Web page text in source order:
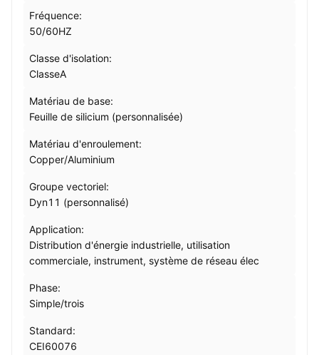
Fréquence:
50/60HZ
Classe d'isolation:
ClasseA
Matériau de base:
Feuille de silicium (personnalisée)
Matériau d'enroulement:
Copper/Aluminium
Groupe vectoriel:
Dyn11 (personnalisé)
Application:
Distribution d'énergie industrielle, utilisation
commerciale, instrument, système de réseau élec
Phase:
Simple/trois
Standard:
CEI60076